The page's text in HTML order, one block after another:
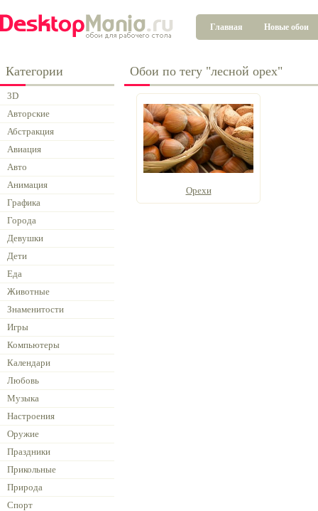
Главная Новые обои
Категории
3D
Авторские
Абстракция
Авиация
Авто
Анимация
Графика
Города
Девушки
Дети
Еда
Животные
Знаменитости
Игры
Компьютеры
Календари
Любовь
Музыка
Настроения
Оружие
Праздники
Прикольные
Природа
Спорт
Обои по тегу "лесной орех"
Орехи